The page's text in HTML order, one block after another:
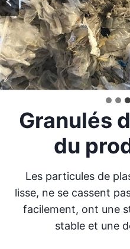
Granulés
du
Les particules de
lisse, ne se cassent
facilement, ont une
stable et une